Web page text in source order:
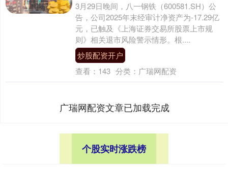
3月29日晚间，八一钢铁（600581.SH）公
告，公司2025年末经审计净资产为-17.29亿
元，已触及《上海证券交易所股票上市规
则》相关退市风险警示情形。根....
炒股配资开户
查看： 143 分类： 广瑞网配资
广瑞网配资文章已加载完成
个股实时涨跌榜